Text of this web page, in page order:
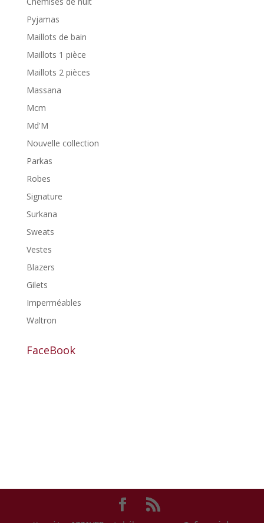
Pyjamas
Maillots de bain
Maillots 1 pièce
Maillots 2 pièces
Massana
Mcm
Md'M
Nouvelle collection
Parkas
Robes
Signature
Surkana
Sweats
Vestes
Blazers
Gilets
Imperméables
Waltron
FaceBook